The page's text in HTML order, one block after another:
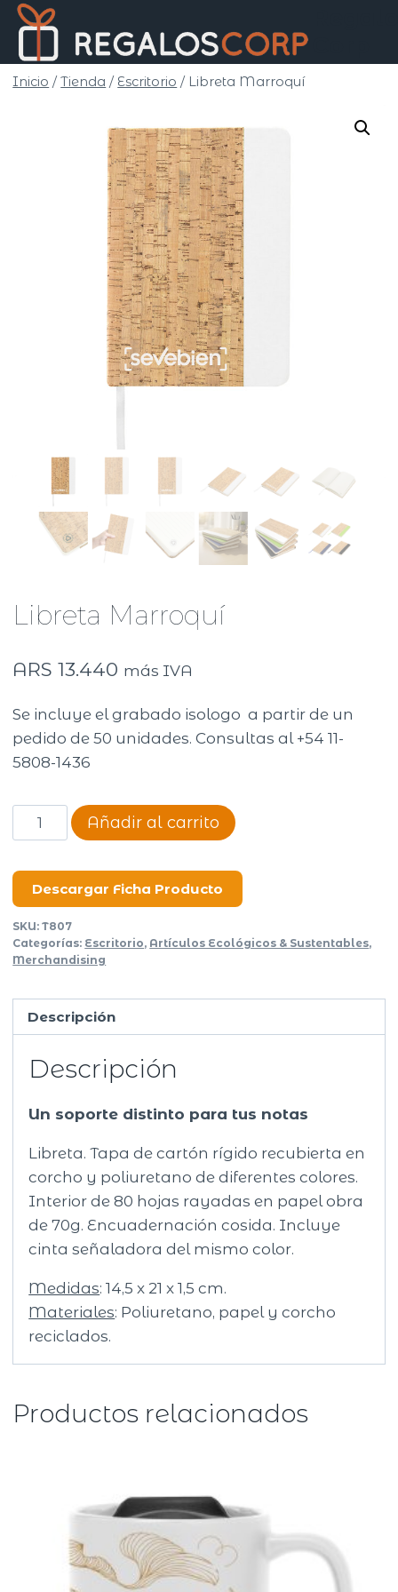
Saltar
contenido
Inicio / Tienda / Escritorio / Libreta Marroquí
Libreta Marroquí
ARS 13.440 más IVA
Se incluye el grabado isologo a partir de un
pedido de 50 unidades. Consultas al +54 11-
5808-1436
Libreta
Marroquí
Añadir al carrito
Descargar Ficha Producto
SKU:T807
Categorías: Escritorio, Artículos Ecológicos & Sustentables,
Merchandising
Descripción
Descripción
Un soporte distinto para tus notas
Libreta. Tapa de cartón rígido recubierta en
corcho y poliuretano de diferentes colores.
Interior de 80 hojas rayadas en papel obra
de 70g. Encuadernación cosida. Incluye
cinta señaladora del mismo color.
Medidas: 14,5 x 21 x 1,5 cm.
Materiales: Poliuretano, papel y corcho
reciclados.
Productos relacionados